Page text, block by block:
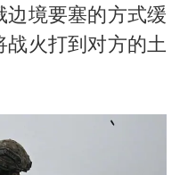
境要塞的方式缓
火打到对方的土